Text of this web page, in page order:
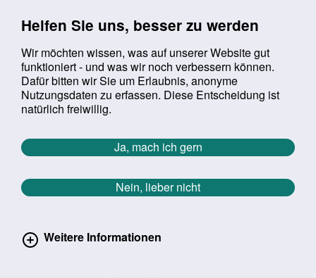
Helfen Sie uns, besser zu werden
Wir möchten wissen, was auf unserer Website gut
funktioniert - und was wir noch verbessern können.
Dafür bitten wir Sie um Erlaubnis, anonyme
Nutzungsdaten zu erfassen. Diese Entscheidung ist
natürlich freiwillig.
Ja, mach ich gern
Nein, lieber nicht
Weitere Informationen
Suchbegriff:
Sie befinden sich hier:
Startseite Aktuelles Aktuelle Meldungen
Aktuelle Meldungen
Zurück zur Übersicht erster
vorheriger
791/1627
Wird Deutschland immer kränker?